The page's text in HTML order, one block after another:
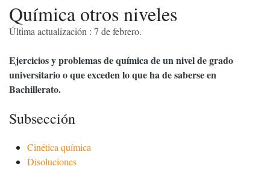
Química otros niveles
Última actualización : 7 de febrero.
Ejercicios y problemas de química de un nivel de grado
universitario o que exceden lo que ha de saberse en
Bachillerato.
Subsección
Cinética química
Disoluciones